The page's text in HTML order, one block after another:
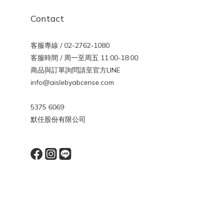
Contact
客服專線 / 02-2762-1080
客服時間 / 周一至周五 11:00-18:00
商品與訂單詢問請至官方LINE
info@aislebyabcense.com
5375 6069
默任股份有限公司